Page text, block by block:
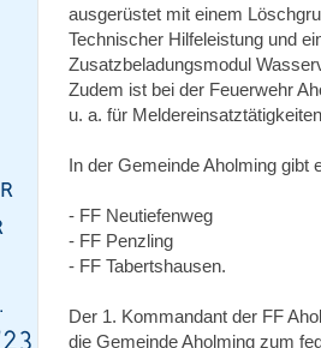
ausgerüstet mit einem
Technischer Hilfeleistung und
Zusatzbeladungsmodul
Zudem ist bei der Feuerwehr
u. a. für
In der Gemeinde Aholming
- FF Neutiefenweg
- FF Penzling
- FF Tabertshausen.
Der 1. Kommandant der FF
die Gemeinde Aholming zum